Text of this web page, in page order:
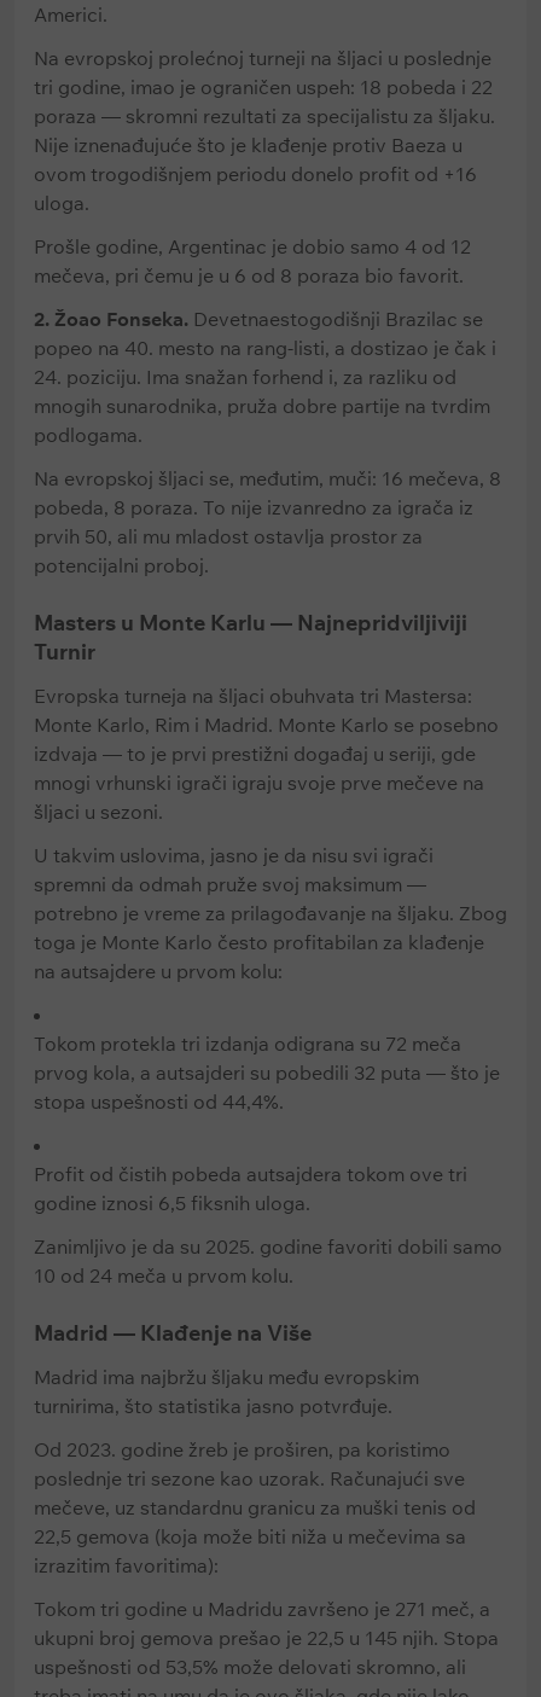
Americi.
Na evropskoj prolećnoj turneji na šljaci u poslednje
tri godine, imao je ograničen uspeh: 18 pobeda i 22
poraza — skromni rezultati za specijalistu za šljaku.
Nije iznenađujuće što je klađenje protiv Baeza u
ovom trogodišnjem periodu donelo profit od +16
uloga.
Prošle godine, Argentinac je dobio samo 4 od 12
mečeva, pri čemu je u 6 od 8 poraza bio favorit.
2. Žoao Fonseka. Devetnaestogodišnji Brazilac se
popeo na 40. mesto na rang-listi, a dostizao je čak i
24. poziciju. Ima snažan forhend i, za razliku od
mnogih sunarodnika, pruža dobre partije na tvrdim
podlogama.
Na evropskoj šljaci se, međutim, muči: 16 mečeva, 8
pobeda, 8 poraza. To nije izvanredno za igrača iz
prvih 50, ali mu mladost ostavlja prostor za
potencijalni proboj.
Masters u Monte Karlu — Najnepridviljiviji
Turnir
Evropska turneja na šljaci obuhvata tri Mastersa:
Monte Karlo, Rim i Madrid. Monte Karlo se posebno
izdvaja — to je prvi prestižni događaj u seriji, gde
mnogi vrhunski igrači igraju svoje prve mečeve na
šljaci u sezoni.
U takvim uslovima, jasno je da nisu svi igrači
spremni da odmah pruže svoj maksimum —
potrebno je vreme za prilagođavanje na šljaku. Zbog
toga je Monte Karlo često profitabilan za klađenje
na autsajdere u prvom kolu:
Tokom protekla tri izdanja odigrana su 72 meča
prvog kola, a autsajderi su pobedili 32 puta — što je
stopa uspešnosti od 44,4%.
Profit od čistih pobeda autsajdera tokom ove tri
godine iznosi 6,5 fiksnih uloga.
Zanimljivo je da su 2025. godine favoriti dobili samo
10 od 24 meča u prvom kolu.
Madrid — Klađenje na Više
Madrid ima najbržu šljaku među evropskim
turnirima, što statistika jasno potvrđuje.
Od 2023. godine žreb je proširen, pa koristimo
poslednje tri sezone kao uzorak. Računajući sve
mečeve, uz standardnu granicu za muški tenis od
22,5 gemova (koja može biti niža u mečevima sa
izrazitim favoritima):
Tokom tri godine u Madridu završeno je 271 meč, a
ukupni broj gemova prešao je 22,5 u 145 njih. Stopa
uspešnosti od 53,5% može delovati skromno, ali